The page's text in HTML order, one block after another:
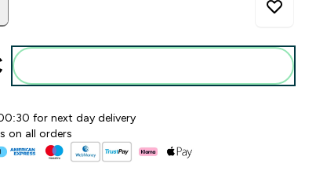
for next day delivery
on all orders